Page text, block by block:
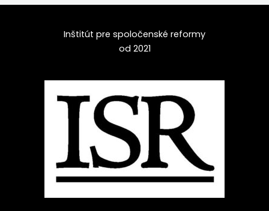
Inštitút pre spoločenské reformy
od 2021